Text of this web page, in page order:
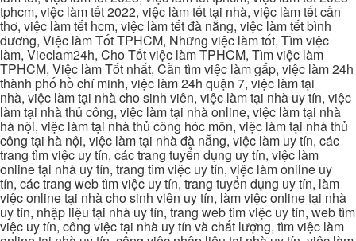
tphcm, việc làm tết 2022, việc làm tết tại nhà, việc làm tết cần
thơ, việc làm tết hcm, việc làm tết đà nẵng, việc làm tết bình
dương, Việc làm Tốt TPHCM, Những việc làm tốt, Tìm việc
làm, Vieclam24h, Cho Tốt việc làm TPHCM, Tìm việc làm
TPHCM, Việc làm Tốt nhất, Cần tìm việc làm gấp, việc làm 24h
thành phố hồ chí minh, việc làm 24h quận 7, việc làm tại
nhà, việc làm tại nhà cho sinh viên, việc làm tại nhà uy tín, việc
làm tại nhà thủ công, việc làm tại nhà online, việc làm tại nhà
hà nội, việc làm tại nhà thủ công hóc môn, việc làm tại nhà thủ
công tại hà nội, việc làm tại nhà đà nẵng, việc làm uy tín, các
trang tìm việc uy tín, các trang tuyển dụng uy tín, việc làm
online tại nhà uy tín, trang tìm việc uy tín, việc làm online uy
tín, các trang web tìm việc uy tín, trang tuyển dụng uy tín, làm
việc online tại nhà cho sinh viên uy tín, làm việc online tại nhà
uy tín, nhập liệu tại nhà uy tín, trang web tìm việc uy tín, web tìm
việc uy tín, công việc tại nhà uy tín và chất lượng, tìm việc làm